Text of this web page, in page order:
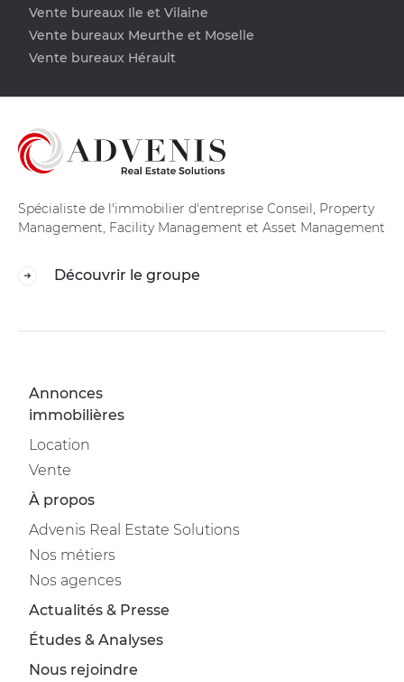
Vente bureaux Ile et Vilaine
Vente bureaux Meurthe et Moselle
Vente bureaux Hérault
Spécialiste de l'immobilier d'entreprise Conseil, Property
Management, Facility Management et Asset Management
Découvrir le groupe
Annonces
immobilières
Location
Vente
À propos
Advenis Real Estate Solutions
Nos métiers
Nos agences
Actualités & Presse
Études & Analyses
Nous rejoindre